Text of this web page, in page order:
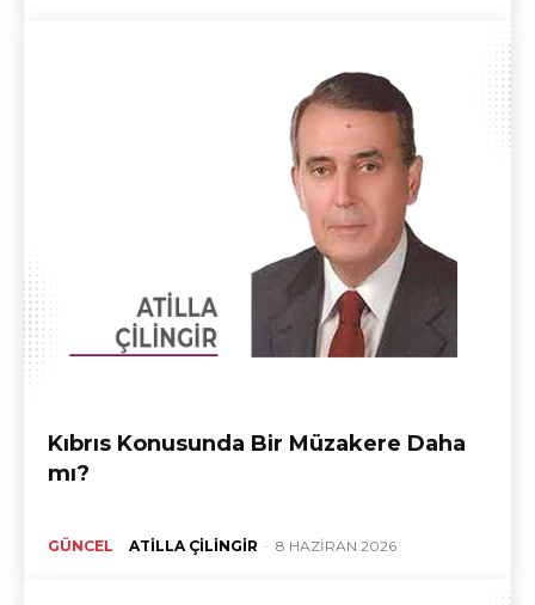
Kıbrıs Konusunda Bir Müzakere Daha
mı?
GÜNCEL ATILLA ÇILINGIR - 8 HAZIRAN 2026